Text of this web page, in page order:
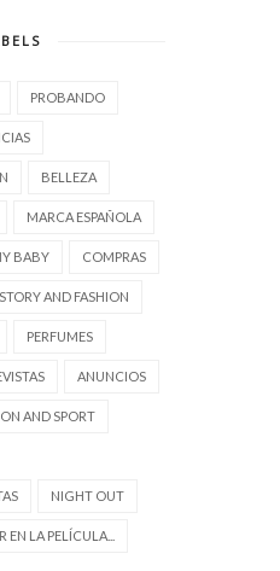
PROBANDO
BELLEZA
MARCA ESPAÑOLA
BABY COMPRAS
AND FASHION
PERFUMES
ANUNCIOS
AND SPORT
NIGHT OUT
EN LA PELÍCULA...